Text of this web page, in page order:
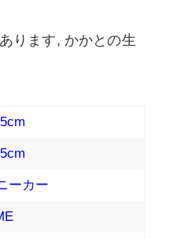
ります, かかとの生
ーカー